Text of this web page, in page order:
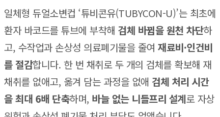
일체형 듀얼소변컵 ‘튜비콘유(TUBYCON-U)’는 최초에
환자 바코드를 튜브에 부착해 검체 바뀜을 원천 차단하
고, 수작업과 손상성 의료폐기물을 줄여 재료비·인건비
를 절감합니다. 한 번 채취로 두 개의 검체를 확보해 재
채취를 없애고, 옮겨 담는 과정을 없애 검체 처리 시간
을 최대 6배 단축하며, 바늘 없는 니들프리 설계로 자상